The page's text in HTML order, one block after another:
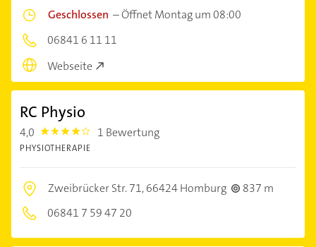
Geschlossen –Öffnet Montag um 08:00
06841 6 11 11
Webseite
RC Physio
4,0 4.0 1 Bewertung
PHYSIOTHERAPIE
Zweibrücker Str. 71,66424 Homburg
837 m
06841 7 59 47 20